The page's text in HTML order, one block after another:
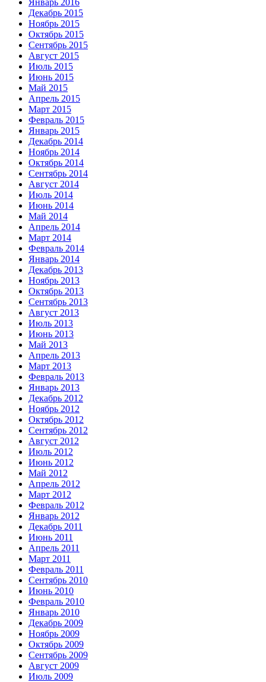
Январь 2016
Декабрь 2015
Ноябрь 2015
Октябрь 2015
Сентябрь 2015
Август 2015
Июль 2015
Июнь 2015
Май 2015
Апрель 2015
Март 2015
Февраль 2015
Январь 2015
Декабрь 2014
Ноябрь 2014
Октябрь 2014
Сентябрь 2014
Август 2014
Июль 2014
Июнь 2014
Май 2014
Апрель 2014
Март 2014
Февраль 2014
Январь 2014
Декабрь 2013
Ноябрь 2013
Октябрь 2013
Сентябрь 2013
Август 2013
Июль 2013
Июнь 2013
Май 2013
Апрель 2013
Март 2013
Февраль 2013
Январь 2013
Декабрь 2012
Ноябрь 2012
Октябрь 2012
Сентябрь 2012
Август 2012
Июль 2012
Июнь 2012
Май 2012
Апрель 2012
Март 2012
Февраль 2012
Январь 2012
Декабрь 2011
Июнь 2011
Апрель 2011
Март 2011
Февраль 2011
Сентябрь 2010
Июнь 2010
Февраль 2010
Январь 2010
Декабрь 2009
Ноябрь 2009
Октябрь 2009
Сентябрь 2009
Август 2009
Июль 2009